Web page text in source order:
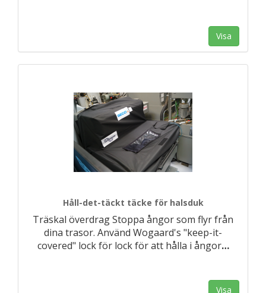
Visa
Håll-det-täckt täcke för halsduk
Träskal överdrag Stoppa ångor som flyr från
dina trasor. Använd Wogaard's "keep-it-
covered" lock för lock för att hålla i ångor…
Visa